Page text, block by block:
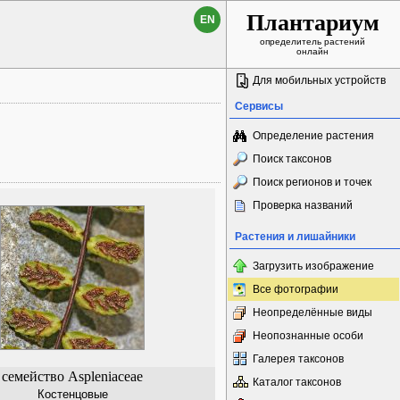
EN Плантариум
определитель растений
онлайн
семейство Aspleniaceae
Костенцовые
Для мобильных устройств
Сервисы
Определение растения
Поиск таксонов
Поиск регионов и точек
Проверка названий
Растения и лишайники
Загрузить изображение
Все фотографии
Неопределённые виды
Неопознанные особи
Галерея таксонов
Каталог таксонов